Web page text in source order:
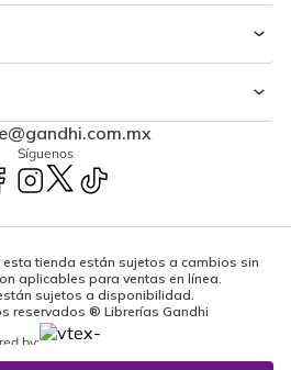
Síguenos
tienda están sujetos a cambios sin
aplicables para ventas en línea.
sujetos a disponibilidad.
reservados ® Librerías Gandhi
by: